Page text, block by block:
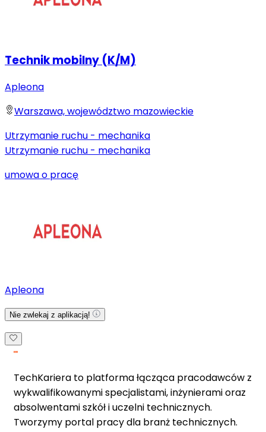
Technik mobilny (K/M)
Apleona
Warszawa, województwo mazowieckie
Utrzymanie ruchu - mechanika
Utrzymanie ruchu - mechanika
umowa o pracę
Apleona
Nie zwlekaj z aplikacją!
TechKariera to platforma łącząca pracodawców z
wykwalifikowanymi specjalistami, inżynierami oraz
absolwentami szkół i uczelni technicznych.
Tworzymy portal pracy dla branż technicznych.